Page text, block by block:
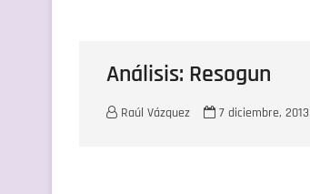
Análisis: Resogun
Raúl Vázquez 7 diciembre, 2013